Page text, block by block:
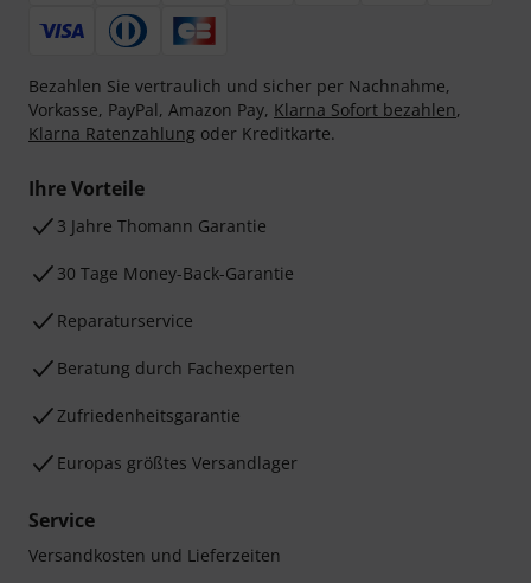
Bezahlen Sie vertraulich und sicher per Nachnahme,
Vorkasse, PayPal, Amazon Pay, Klarna Sofort bezahlen,
Klarna Ratenzahlung oder Kreditkarte.
Ihre Vorteile
3 Jahre Thomann Garantie
30 Tage Money-Back-Garantie
Reparaturservice
Beratung durch Fachexperten
Zufriedenheitsgarantie
Europas größtes Versandlager
Service
Versandkosten und Lieferzeiten